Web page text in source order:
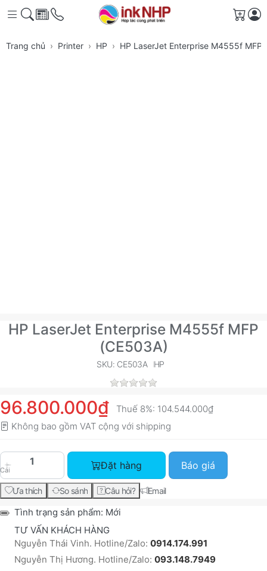
Giỏ
Trang chủ Printer HP HP LaserJet Enterprise M4555f MFP
HP LaserJet Enterprise M4555f MFP
(CE503A)
SKU: CE503A HP
96.800.000₫ Thuế 8%: 104.544.000₫
Không bao gồm VAT cộng với shipping
Cái
HP LaserJet Enterprise M4555f MFP
Đặt hàng Báo giá
Ưa thích So sánh Câu hỏi? Email
Tình trạng sản phẩm: Mới
TƯ VẤN KHÁCH HÀNG
Nguyễn Thái Vinh. Hotline/Zalo: 0914.174.991
Nguyễn Thị Hương. Hotline/Zalo: 093.148.7949